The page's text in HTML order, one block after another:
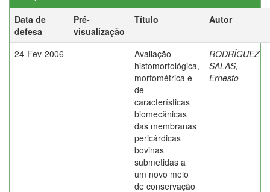
Data de
defesa
Pré-
visualização
Título Autor
24-Fev-2006
Avaliação
histomorfológica,
morfométrica e
de
características
biomecânicas
das membranas
pericárdicas
bovinas
submetidas a
um novo meio
de conservação
RODRÍGUEZ-
SALAS,
Ernesto